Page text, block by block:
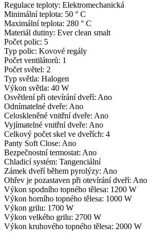
Regulace teploty: Elektromechanická
Minimální teplota: 50 ° C
Maximální teplota: 280 ° C
Materiál dutiny: Ever clean smalt
Počet polic: 5
Typ polic: Kovové regály
Počet ventilátorů: 1
Počet světel: 2
Typ světla: Halogen
Výkon světla: 40 W
Osvětlení při otevírání dveří: Ano
Odnímatelné dveře: Ano
Celoskleněné vnitřní dveře: Ano
Vyjímatelné vnitřní dveře: Ano
Celkový počet skel ve dveřích: 4
Panty Soft Close: Ano
Bezpečnostní termostat: Ano
Chladicí systém: Tangenciální
Zámek dveří během pyrolýzy: Ano
Ohřev je pozastaven při otevírání dveří: Ano
Výkon spodního topného tělesa: 1200 W
Výkon horního topného tělesa: 1000 W
Výkon grilu: 1700 W
Výkon velkého grilu: 2700 W
Výkon kruhového topného tělesa: 2000 W